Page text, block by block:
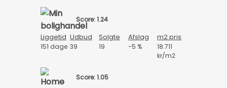
Score: 1.24
Liggetid Udbud Solgte Afslag m2 pris
151 dage 39 19 -5 %
18.711
kr/m2
Score: 1.05